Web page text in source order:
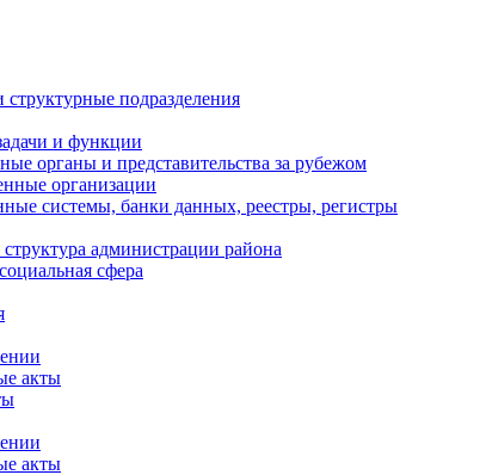
структурные подразделения
и функции
органы и представительства за рубежом
организации
системы, банки данных, реестры, регистры
администрации района
сфера
акты
акты